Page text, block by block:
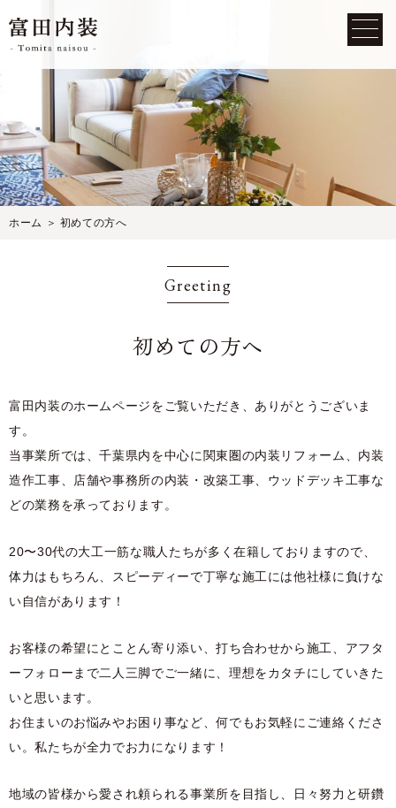
ホーム ＞ 初めての方へ
Greeting
初めての方へ
富田内装のホームページをご覧いただき、ありがとうございま
す。
当事業所では、千葉県内を中心に関東圏の内装リフォーム、内装
造作工事、店舗や事務所の内装・改築工事、ウッドデッキ工事な
どの業務を承っております。
20〜30代の大工一筋な職人たちが多く在籍しておりますので、
体力はもちろん、スピーディーで丁寧な施工には他社様に負けな
い自信があります！
お客様の希望にとことん寄り添い、打ち合わせから施工、アフタ
ーフォローまで二人三脚でご一緒に、理想をカタチにしていきた
いと思います。
お住まいのお悩みやお困り事など、何でもお気軽にご連絡くださ
い。私たちが全力でお力になります！
地域の皆様から愛され頼られる事業所を目指し、日々努力と研鑽